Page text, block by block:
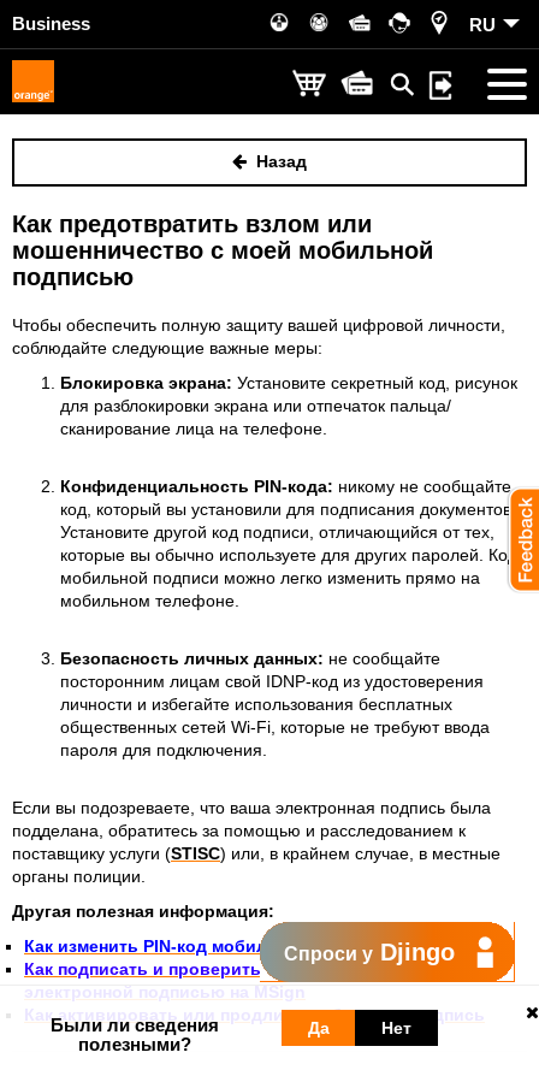
Business RU
Назад
Как предотвратить взлом или
мошенничество с моей мобильной
подписью
Чтобы обеспечить полную защиту вашей цифровой личности,
соблюдайте следующие важные меры:
Блокировка экрана: Установите секретный код, рисунок
для разблокировки экрана или отпечаток пальца/
сканирование лица на телефоне.
Конфиденциальность PIN-кода: никому не сообщайте
код, который вы установили для подписания документов.
Установите другой код подписи, отличающийся от тех,
которые вы обычно используете для других паролей. Код
мобильной подписи можно легко изменить прямо на
мобильном телефоне.
Безопасность личных данных: не сообщайте
посторонним лицам свой IDNP-код из удостоверения
личности и избегайте использования бесплатных
общественных сетей Wi-Fi, которые не требуют ввода
пароля для подключения.
Если вы подозреваете, что ваша электронная подпись была
подделана, обратитесь за помощью и расследованием к
поставщику услуги (STISC) или, в крайнем случае, в местные
органы полиции.
Другая полезная информация:
Как изменить PIN-код мобильной подписи
Как подписать и проверить документ, подписанный
электронной подписью на MSign
Как активировать или продлить мобильную подпись
Были ли сведения
полезными?
Да Нет
Спроси у Djingo